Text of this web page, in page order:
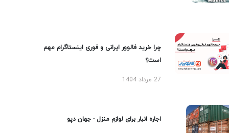
چرا خرید فالوور ایرانی و فوری اینستاگرام مهم
است؟
27 مرداد 1404
اجاره انبار برای لوازم منزل - جهان دپو